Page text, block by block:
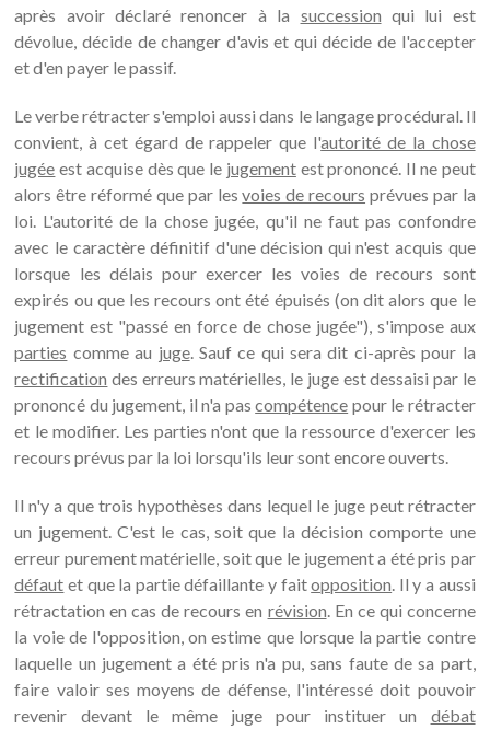
après avoir déclaré renoncer à la succession qui lui est
dévolue, décide de changer d'avis et qui décide de l'accepter
et d'en payer le passif.
Le verbe rétracter s'emploi aussi dans le langage procédural. Il
convient, à cet égard de rappeler que l'autorité de la chose
jugée est acquise dès que le jugementest prononcé. Il ne peut
alors être réformé que par lesvoies de recours prévues par la
loi. L'autorité de la chose jugée, qu'il ne faut pas confondre
avec le caractère définitif d'une décision qui n'est acquis que
lorsque les délais pour exercer les voies de recours sont
expirés ou que les recours ont été épuisés (on dit alors que le
jugement est "passé en force de chose jugée"), s'impose aux
parties comme au juge. Sauf ce qui sera dit ci-après pour la
rectification des erreurs matérielles, le juge est dessaisi par le
prononcé du jugement, il n'a pascompétence pour le rétracter
et le modifier. Les parties n'ont que la ressource d'exercer les
recours prévus par la loi lorsqu'ils leur sont encore ouverts.
Il n'y a que trois hypothèses dans lequel le juge peut rétracter
un jugement. C'est le cas, soit que la décision comporte une
erreur purement matérielle, soit que le jugement a été pris par
défaut et que la partie défaillante y faitopposition. Il y a aussi
rétractation en cas de recours en révision. En ce qui concerne
la voie de l'opposition, on estime que lorsque la partie contre
laquelle un jugement a été pris n'a pu, sans faute de sa part,
faire valoir ses moyens de défense, l'intéressé doit pouvoir
revenir devant le même juge pour instituer un débat